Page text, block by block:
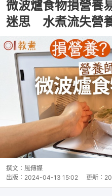
微波爐食物損營養
迷思 水煮流失營
撰文： 風傳媒
出版： 2024-04-13 15:02 更新：